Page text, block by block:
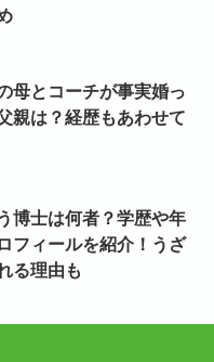
母とコーチが事実婚っ
親は？経歴もあわせて
博士は何者？学歴や年
フィールを紹介！うざ
る理由も